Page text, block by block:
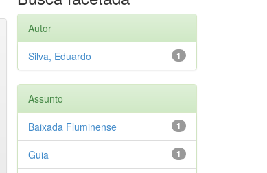
Autor
1
Silva, Eduardo
Assunto
1
Baixada Fluminense
1
Guia